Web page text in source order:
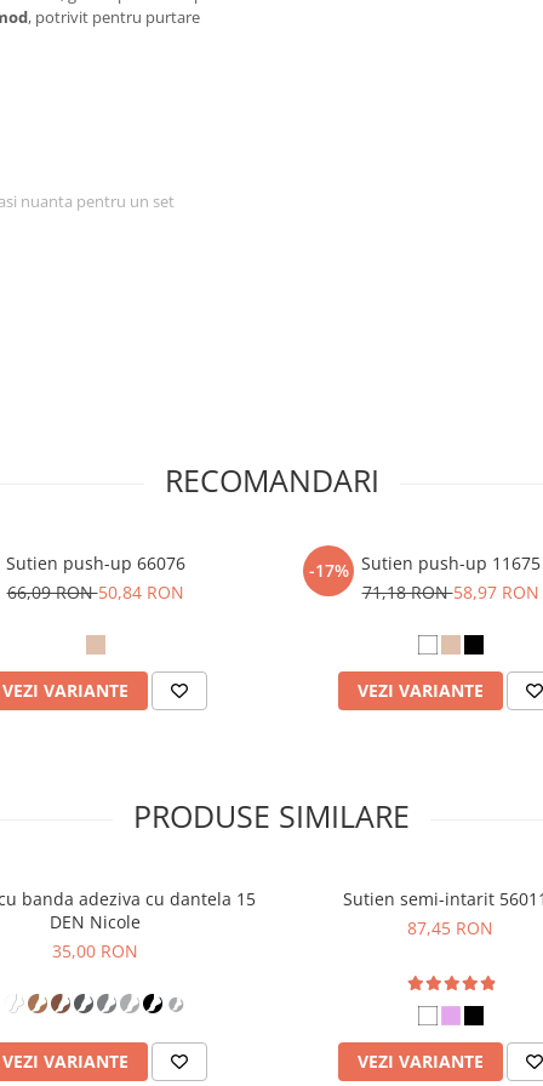
, potrivit pentru purtare
nuanta pentru un set
RECOMANDARI
Sutien push-up 66076
66,09 RON50,84 RON
VEZI VARIANTE
-17% Sutien push-up 11675
71,18 RON58,97 RON
VEZI VARIANTE
PRODUSE SIMILARE
banda adeziva cu dantela 15
DEN Nicole
35,00 RON
VEZI VARIANTE
Sutien semi-intarit
87,45 RON
VEZI VARIANTE